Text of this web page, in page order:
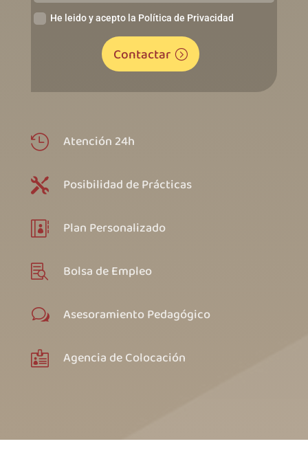
He leido y acepto la Política de Privacidad
Contactar
 Atención 24h
 Posibilidad de Prácticas
 Plan Personalizado
 Bolsa de Empleo
w Asesoramiento Pedagógico
 Agencia de Colocación